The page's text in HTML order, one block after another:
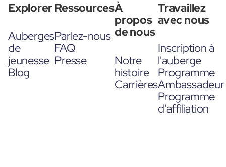
Explorer
Auberges
de
jeunesse
Blog
Ressources
Parlez-nous
FAQ
Presse
À
propos
de nous
Notre
histoire
Carrières
Travaillez
avec nous
Inscription à
l'auberge
Programme
Ambassadeur
Programme
d'affiliation